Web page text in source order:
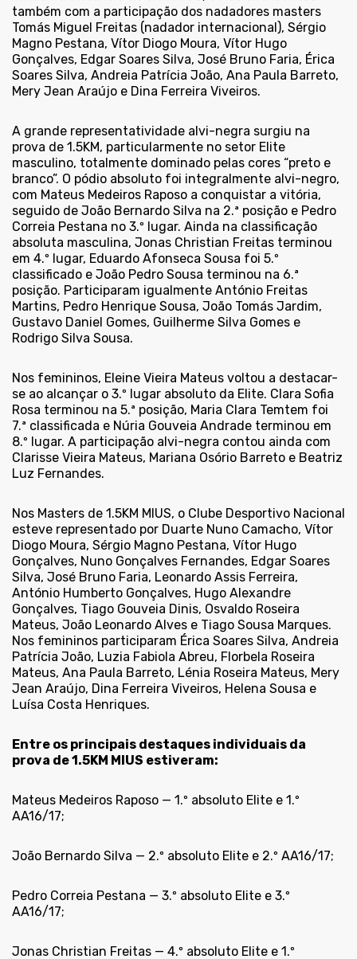
também com a participação dos nadadores masters
Tomás Miguel Freitas (nadador internacional), Sérgio
Magno Pestana, Vítor Diogo Moura, Vítor Hugo
Gonçalves, Edgar Soares Silva, José Bruno Faria, Érica
Soares Silva, Andreia Patrícia João, Ana Paula Barreto,
Mery Jean Araújo e Dina Ferreira Viveiros.
A grande representatividade alvi-negra surgiu na
prova de 1.5KM, particularmente no setor Elite
masculino, totalmente dominado pelas cores “preto e
branco”. O pódio absoluto foi integralmente alvi-negro,
com Mateus Medeiros Raposo a conquistar a vitória,
seguido de João Bernardo Silva na 2.ª posição e Pedro
Correia Pestana no 3.º lugar. Ainda na classificação
absoluta masculina, Jonas Christian Freitas terminou
em 4.º lugar, Eduardo Afonseca Sousa foi 5.º
classificado e João Pedro Sousa terminou na 6.ª
posição. Participaram igualmente António Freitas
Martins, Pedro Henrique Sousa, João Tomás Jardim,
Gustavo Daniel Gomes, Guilherme Silva Gomes e
Rodrigo Silva Sousa.
Nos femininos, Eleine Vieira Mateus voltou a destacar-
se ao alcançar o 3.º lugar absoluto da Elite. Clara Sofia
Rosa terminou na 5.ª posição, Maria Clara Temtem foi
7.ª classificada e Núria Gouveia Andrade terminou em
8.º lugar. A participação alvi-negra contou ainda com
Clarisse Vieira Mateus, Mariana Osório Barreto e Beatriz
Luz Fernandes.
Nos Masters de 1.5KM MIUS, o Clube Desportivo Nacional
esteve representado por Duarte Nuno Camacho, Vítor
Diogo Moura, Sérgio Magno Pestana, Vítor Hugo
Gonçalves, Nuno Gonçalves Fernandes, Edgar Soares
Silva, José Bruno Faria, Leonardo Assis Ferreira,
António Humberto Gonçalves, Hugo Alexandre
Gonçalves, Tiago Gouveia Dinis, Osvaldo Roseira
Mateus, João Leonardo Alves e Tiago Sousa Marques.
Nos femininos participaram Érica Soares Silva, Andreia
Patrícia João, Luzia Fabiola Abreu, Florbela Roseira
Mateus, Ana Paula Barreto, Lénia Roseira Mateus, Mery
Jean Araújo, Dina Ferreira Viveiros, Helena Sousa e
Luísa Costa Henriques.
Entre os principais destaques individuais da
prova de 1.5KM MIUS estiveram:
Mateus Medeiros Raposo — 1.º absoluto Elite e 1.º
AA16/17;
João Bernardo Silva — 2.º absoluto Elite e 2.º AA16/17;
Pedro Correia Pestana — 3.º absoluto Elite e 3.º
AA16/17;
Jonas Christian Freitas — 4.º absoluto Elite e 1.º